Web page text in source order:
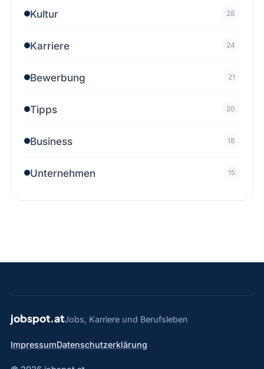
Kultur 28
Karriere 24
Bewerbung 21
Tipps 20
Business 18
Unternehmen 15
jobspot.atJobs, Karriere und Berufsleben
ImpressumDatenschutzerklärung